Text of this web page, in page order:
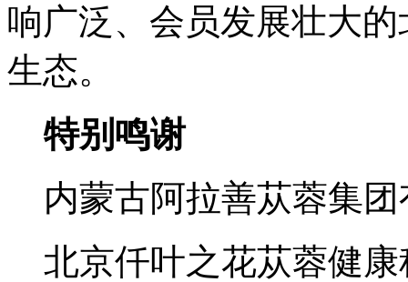
响广泛、会员发展壮大
生态。
特别鸣谢
内蒙古阿拉善苁蓉集
北京仟叶之花苁蓉健